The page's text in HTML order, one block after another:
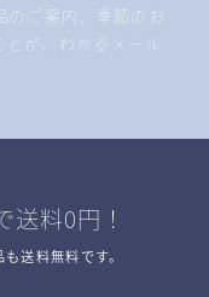
のご案内、季節のお
が、わかるメール
送料0円！
送料無料です。